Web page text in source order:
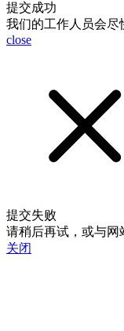
提交成功
我们的工作人员会尽
close
提交失败
请稍后再试，或与网
关闭